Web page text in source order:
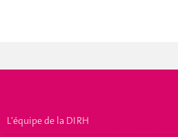
L'équipe de la DIRH